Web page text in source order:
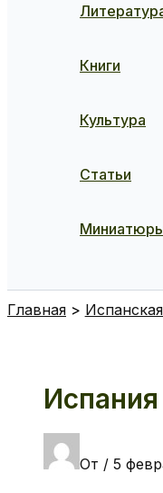
Книги
Культура
Статьи
Главная
От / 5